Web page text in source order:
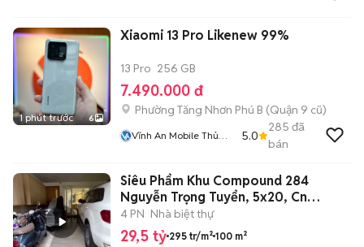
1 phút trước 6
Xiaomi 13 Pro Likenew 99%
13 Pro 256 GB
7.490.000 đ
Phường Tăng Nhơn Phú B (Quận 9 cũ)
Vĩnh An Mobile Thủ
5.0
285 đã
bán
Siêu Phẩm Khu Compound 284
Nguyễn Trọng Tuyển, 5x20, Cn
100m2, 3 Lầu
4 PN Nhà biệt thự
29,5 tỷ 295 tr/m² 100 m²